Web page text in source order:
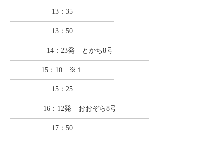
13：35
13：50
14：23発 とかち8号
15：10 ※１
15：25
16：12発 おおぞら8号
17：50